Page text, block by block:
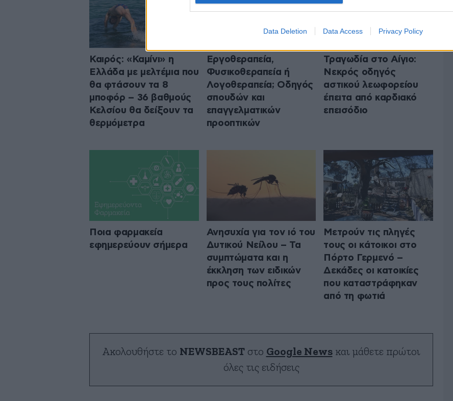
Data Deletion Data Access Privacy Policy
Καιρός: «Καμίνι» η
Ελλάδα με μελτέμια που
θα φτάσουν τα 8
μποφόρ – 36 βαθμούς
Κελσίου θα δείξουν τα
θερμόμετρα
Εργοθεραπεία,
Φυσικοθεραπεία ή
Λογοθεραπεία; Οδηγός
σπουδών και
επαγγελματικών
προοπτικών
Τραγωδία στο Αίγιο:
Νεκρός οδηγός
αστικού λεωφορείου
έπειτα από καρδιακό
επεισόδιο
Ποια φαρμακεία
εφημερεύουν σήμερα
Ανησυχία για τον ιό του
Δυτικού Νείλου – Τα
συμπτώματα και η
έκκληση των ειδικών
προς τους πολίτες
Μετρούν τις πληγές
τους οι κάτοικοι στο
Πόρτο Γερμενό –
Δεκάδες οι κατοικίες
που καταστράφηκαν
από τη φωτιά
Ακολουθήστε το NEWSBEASTστο Google Newsκαι μάθετε πρώτοι
όλες τις ειδήσεις